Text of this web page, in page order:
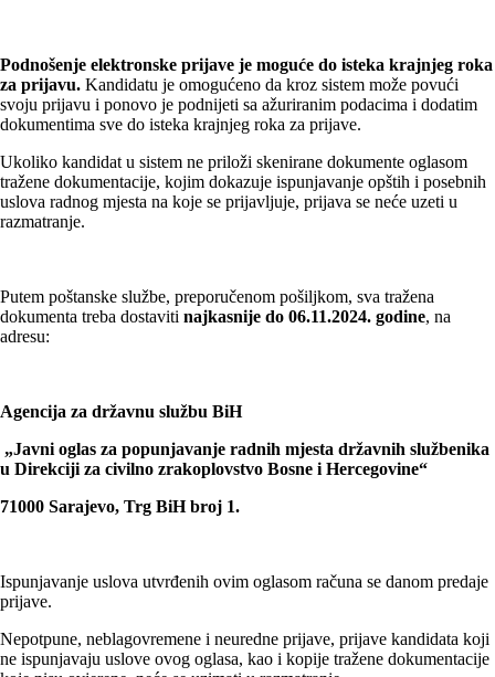
Podnošenje elektronske prijave je moguće do isteka krajnjeg roka
za prijavu. Kandidatu je omogućeno da kroz sistem može povući
svoju prijavu i ponovo je podnijeti sa ažuriranim podacima i dodatim
dokumentima sve do isteka krajnjeg roka za prijave.
Ukoliko kandidat u sistem ne priloži skenirane dokumente oglasom
tražene dokumentacije, kojim dokazuje ispunjavanje opštih i posebnih
uslova radnog mjesta na koje se prijavljuje, prijava se neće uzeti u
razmatranje.
Putem poštanske službe, preporučenom pošiljkom, sva tražena
dokumenta treba dostaviti najkasnije do 06.11.2024. godine, na
adresu:
Agencija za državnu službu BiH
„Javni oglas za popunjavanje radnih mjesta državnih službenika
u Direkciji za civilno zrakoplovstvo Bosne i Hercegovine“
71000 Sarajevo, Trg BiH broj 1.
Ispunjavanje uslova utvrđenih ovim oglasom računa se danom predaje
prijave.
Nepotpune, neblagovremene i neuredne prijave, prijave kandidata koji
ne ispunjavaju uslove ovog oglasa, kao i kopije tražene dokumentacije